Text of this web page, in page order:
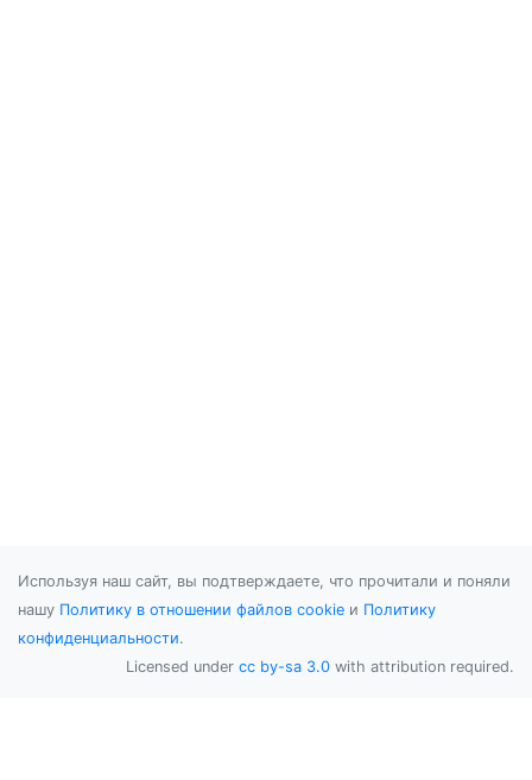
Используя наш сайт, вы подтверждаете, что прочитали и поняли
нашу Политику в отношении файлов cookie и Политику
конфиденциальности.
Licensed under cc by-sa 3.0 with attribution required.